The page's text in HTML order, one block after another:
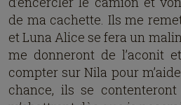
de ma cachette. Ils me
et Luna Alice se fera un
me donneront de l’aconit
compter sur Nila pour
chance, ils se